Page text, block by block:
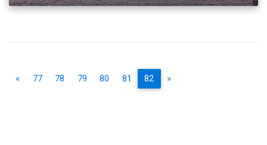
« 77 78 79 80 81 82 »